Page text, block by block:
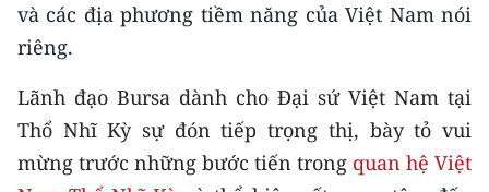
Đồng bằng sông Hồng
Duyên hải Nam Trung Bộ và Tây
Nguyên
và các địa phương tiềm năng của Việt Nam nói
riêng.
Lãnh đạo Bursa dành cho Đại sứ Việt Nam tại
Thổ Nhĩ Kỳ sự đón tiếp trọng thị, bày tỏ vui
mừng trước những bước tiến trong quan hệ Việt